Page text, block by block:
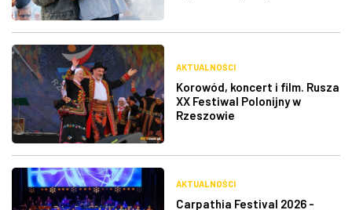
AKTUALNOŚCI
Korowód, koncert i film. Rusza
XX Festiwal Polonijny w
Rzeszowie
AKTUALNOŚCI
Carpathia Festival 2026 -